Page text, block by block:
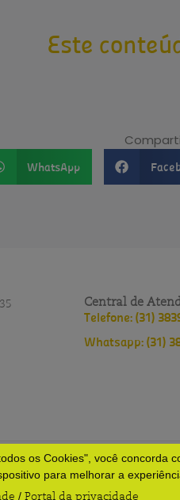
os Cookies", você concorda
para melhorar a
/ Portal da privacidade
Este
WhatsApp
Central de
Telefone: (31)
Whatsapp: (31)
dvlopes Política de